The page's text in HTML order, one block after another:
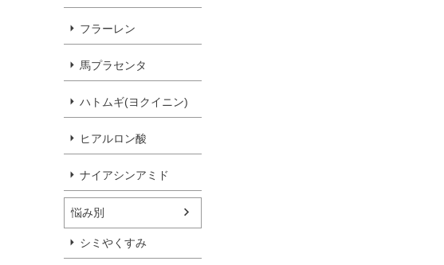
フラーレン
馬プラセンタ
ハトムギ(ヨクイニン)
ヒアルロン酸
ナイアシンアミド
悩み別
シミやくすみ